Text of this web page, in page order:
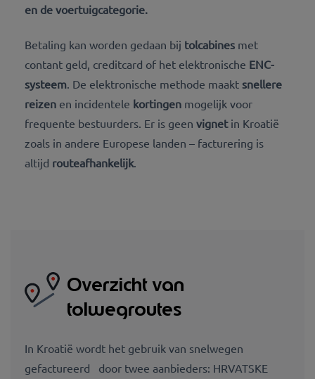
en de voertuigcategorie.
Betaling kan worden gedaan bij tolcabines met
contant geld, creditcard of het elektronische ENC-
systeem . De elektronische methode maakt snellere
reizen en incidentele kortingen mogelijk voor
frequente bestuurders. Er is geen vignetin Kroatië
zoals in andere Europese landen – facturering is
altijd routeafhankelijk.
Overzicht van
tolwegroutes
In Kroatië wordt het gebruik van snelwegen
gefactureerd door twee aanbieders: HRVATSKE